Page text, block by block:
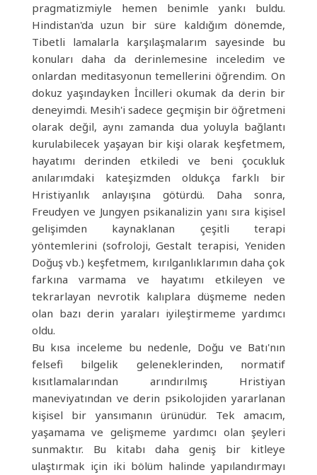
pragmatizmiyle hemen benimle yankı buldu.
Hindistan'da uzun bir süre kaldığım dönemde,
Tibetli lamalarla karşılaşmalarım sayesinde bu
konuları daha da derinlemesine inceledim ve
onlardan meditasyonun temellerini öğrendim. On
dokuz yaşındayken İncilleri okumak da derin bir
deneyimdi. Mesih'i sadece geçmişin bir öğretmeni
olarak değil, aynı zamanda dua yoluyla bağlantı
kurulabilecek yaşayan bir kişi olarak keşfetmem,
hayatımı derinden etkiledi ve beni çocukluk
anılarımdaki kateşizmden oldukça farklı bir
Hristiyanlık anlayışına götürdü. Daha sonra,
Freudyen ve Jungyen psikanalizin yanı sıra kişisel
gelişimden kaynaklanan çeşitli terapi
yöntemlerini (sofroloji, Gestalt terapisi, Yeniden
Doğuş vb.) keşfetmem, kırılganlıklarımın daha çok
farkına varmama ve hayatımı etkileyen ve
tekrarlayan nevrotik kalıplara düşmeme neden
olan bazı derin yaraları iyileştirmeme yardımcı
oldu.
Bu kısa inceleme bu nedenle, Doğu ve Batı'nın
felsefi bilgelik geleneklerinden, normatif
kısıtlamalarından arındırılmış Hristiyan
maneviyatından ve derin psikolojiden yararlanan
kişisel bir yansımanın ürünüdür. Tek amacım,
yaşamama ve gelişmeme yardımcı olan şeyleri
sunmaktır. Bu kitabı daha geniş bir kitleye
ulaştırmak için iki bölüm halinde yapılandırmayı